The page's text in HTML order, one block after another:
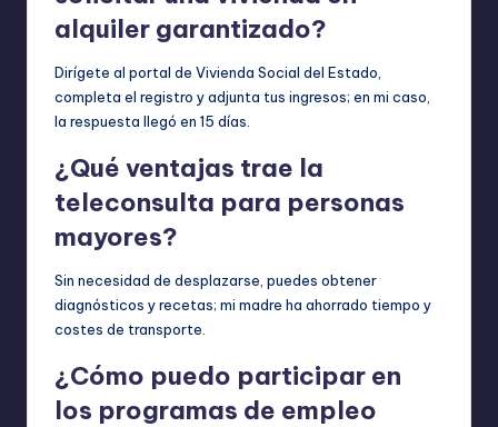
alquiler garantizado?
Dirígete al portal de Vivienda Social del Estado,
completa el registro y adjunta tus ingresos; en mi caso,
la respuesta llegó en 15 días.
¿Qué ventajas trae la
teleconsulta para personas
mayores?
Sin necesidad de desplazarse, puedes obtener
diagnósticos y recetas; mi madre ha ahorrado tiempo y
costes de transporte.
¿Cómo puedo participar en
los programas de empleo